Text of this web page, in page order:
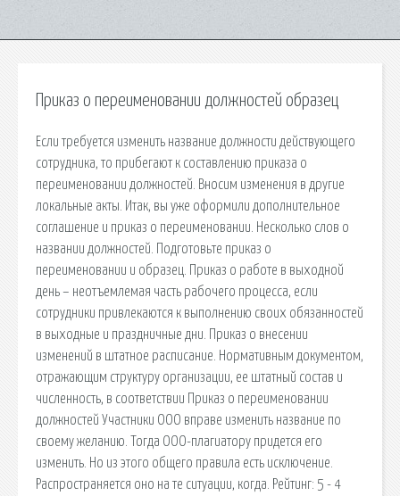
Приказ о переименовании должностей образец
Если требуется изменить название должности действующего
сотрудника, то прибегают к составлению приказа о
переименовании должностей. Вносим изменения в другие
локальные акты. Итак, вы уже оформили дополнительное
соглашение и приказ о переименовании. Несколько слов о
названии должностей. Подготовьте приказ о
переименовании и образец. Приказ о работе в выходной
день – неотъемлемая часть рабочего процесса, если
сотрудники привлекаются к выполнению своих обязанностей
в выходные и праздничные дни. Приказ о внесении
изменений в штатное расписание. Нормативным документом,
отражающим структуру организации, ее штатный состав и
численность, в соответствии Приказ о переименовании
должностей Участники ООО вправе изменить название по
своему желанию. Тогда ООО-плагиатору придется его
изменить. Но из этого общего правила есть исключение.
Распространяется оно на те ситуации, когда. Рейтинг: 5 - 4